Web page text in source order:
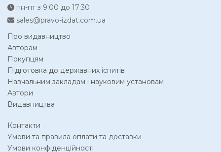
пн-пт з 9:00 до 17:30
sales@pravo-izdat.com.ua
Про видавництво
Авторам
Покупцям
Підготовка до державних іспитів
Навчальним закладам і науковим установам
Автори
Видавництва
Контакти
Умови та правила оплати та доставки
Умови конфіденційності